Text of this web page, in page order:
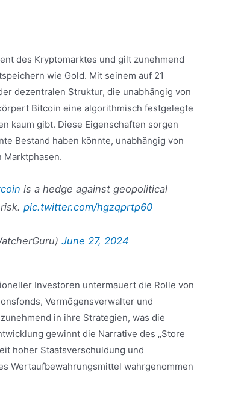
des Kryptomarktes und gilt zunehmend
wie Gold. Mit seinem auf 21
dezentralen Struktur, die unabhängig von
Bitcoin eine algorithmisch festgelegte
kaum gibt. Diese Eigenschaften sorgen
Bestand haben könnte, unabhängig von
is a hedge against geopolitical
pic.twitter.com/hgzqprtp60
June 27, 2024
Investoren untermauert die Rolle von
Vermögensverwalter und
in ihre Strategien, was die
gewinnt die Narrative des „Store
hoher Staatsverschuldung und
Wertaufbewahrungsmittel wahrgenommen